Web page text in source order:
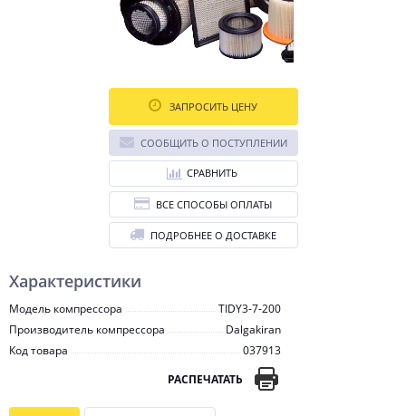
Характеристики
Модель компрессора
TIDY3-7-200
Производитель компрессора
Dalgakiran
Код товара
037913
РАСПЕЧАТАТЬ
ЗАПРОСИТЬ ЦЕНУ
СООБЩИТЬ О ПОСТУПЛЕНИИ
СРАВНИТЬ
ВСЕ СПОСОБЫ ОПЛАТЫ
ПОДРОБНЕЕ О ДОСТАВКЕ